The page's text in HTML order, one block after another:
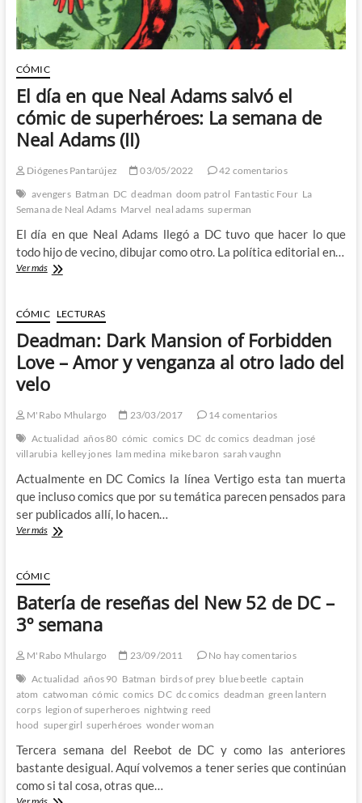
Martín
Morazzo
CÓMIC
El día en que Neal Adams salvó el
cómic de superhéroes: La semana de
Neal Adams (II)
Diógenes Pantarújez 03/05/2022
42 comentarios
avengers Batman DC deadman doom patrol Fantastic Four La
Semana de Neal Adams Marvel neal adams superman
El día en que Neal Adams llegó a DC tuvo que hacer lo que
todo hijo de vecino, dibujar como otro. La política editorial en…
Ver másEl
que
Neal
Adams
el
cómic
superhéroes:
semana
de
Adams
(II)
CÓMIC LECTURAS
Deadman: Dark Mansion of Forbidden
Love – Amor y venganza al otro lado del
velo
M'Rabo Mhulargo 23/03/2017
14 comentarios
Actualidad años 80 cómic comics DC dc comics deadman josé
villarubia kelley jones lam medina mike baron sarah vaughn
Actualmente en DC Comics la línea Vertigo esta tan muerta
que incluso comics que por su temática parecen pensados para
ser publicados allí, lo hacen…
Ver másDeadman:
of
Forbidden
Love
Amor
venganza
otro
lado
del
velo
CÓMIC
Batería de reseñas del New 52 de DC –
3º semana
M'Rabo Mhulargo 23/09/2011
No hay comentarios
Actualidad años 90 Batman birds of prey blue beetle captain
atom catwoman cómic comics DC dc comics deadman green lantern
corps legion of superheroes nightwing reed
hood supergirl superhéroes wonder woman
Tercera semana del Reebot de DC y como las anteriores
bastante desigual. Aquí volvemos a tener series que continúan
como si tal cosa, otras que…
Batería